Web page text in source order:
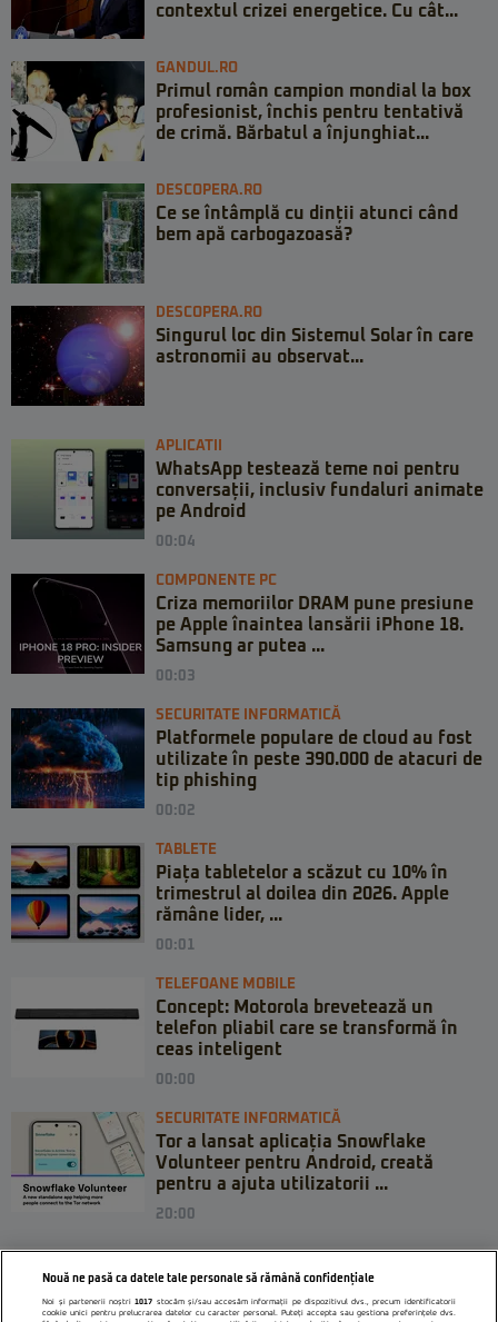
contextul crizei energetice. Cu cât...
GANDUL.RO
Primul român campion mondial la box
profesionist, închis pentru tentativă
de crimă. Bărbatul a înjunghiat...
DESCOPERA.RO
Ce se întâmplă cu dinții atunci când
bem apă carbogazoasă?
DESCOPERA.RO
Singurul loc din Sistemul Solar în care
astronomii au observat...
APLICATII
WhatsApp testează teme noi pentru
conversații, inclusiv fundaluri animate
pe Android
00:04
COMPONENTE PC
Criza memoriilor DRAM pune presiune
pe Apple înaintea lansării iPhone 18.
Samsung ar putea ...
00:03
SECURITATE INFORMATICĂ
Platformele populare de cloud au fost
utilizate în peste 390.000 de atacuri de
tip phishing
00:02
TABLETE
Piața tabletelor a scăzut cu 10% în
trimestrul al doilea din 2026. Apple
rămâne lider, ...
00:01
TELEFOANE MOBILE
Concept: Motorola brevetează un
telefon pliabil care se transformă în
ceas inteligent
00:00
SECURITATE INFORMATICĂ
Tor a lansat aplicația Snowflake
Volunteer pentru Android, creată
pentru a ajuta utilizatorii ...
20:00
Nouă ne pasă ca datele tale personale să rămână confidențiale
Noi și partenerii noștri1017 stocăm și/sau accesăm informații pe dispozitivul dvs., precum identificatorii
cookie unici pentru prelucrarea datelor cu caracter personal. Puteți accepta sau gestiona preferințele dvs.